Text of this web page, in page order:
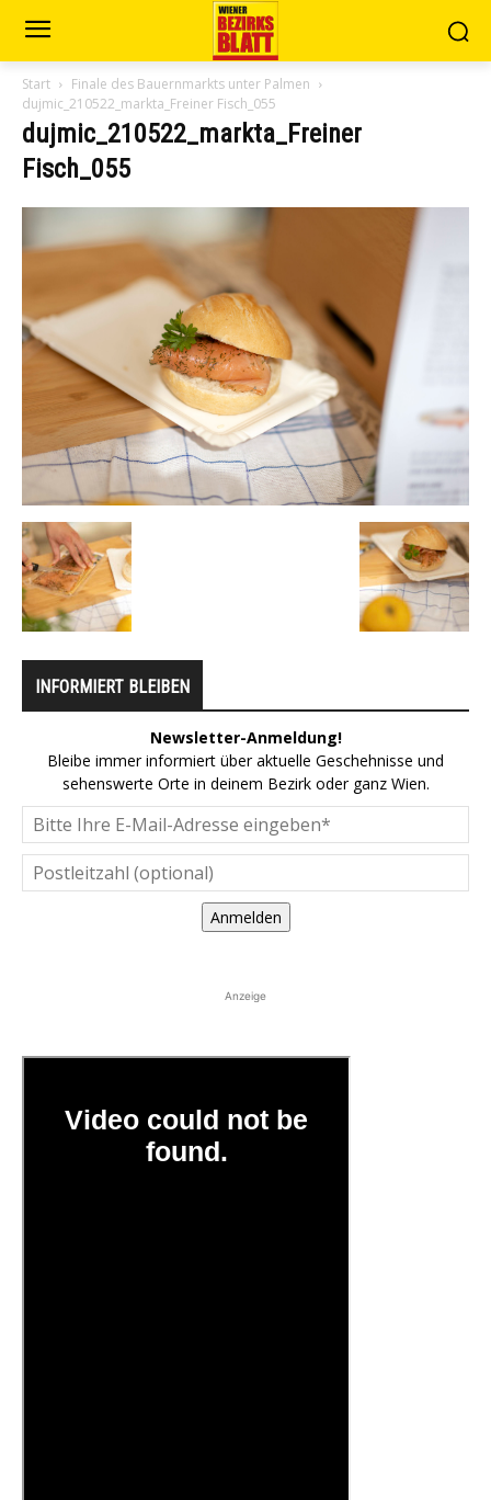
Start
Finale des Bauernmarkts unter Palmen
dujmic_210522_markta_Freiner Fisch_055
dujmic_210522_markta_Freiner
Fisch_055
INFORMIERT BLEIBEN
Newsletter-Anmeldung!
Bleibe immer informiert über aktuelle Geschehnisse und
sehenswerte Orte in deinem Bezirk oder ganz Wien.
Anmelden
Anzeige